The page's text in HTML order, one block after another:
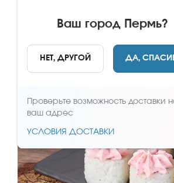
Ваш город Пермь?
НЕТ, ДРУГОЙ ДА,
Проверьте возможность доставки
ваш адрес
УСЛОВИЯ ДОСТАВКИ
НАЗАД